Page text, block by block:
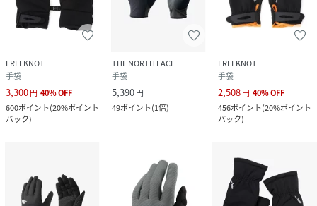
FREEKNOT
手袋
3,300円 40%OFF
600ポイント(20%ポイント
バック)
THE NORTH FACE
手袋
5,390円
49ポイント(1倍)
FREEKNOT
手袋
2,508円 40%OFF
456ポイント(20%ポイント
バック)